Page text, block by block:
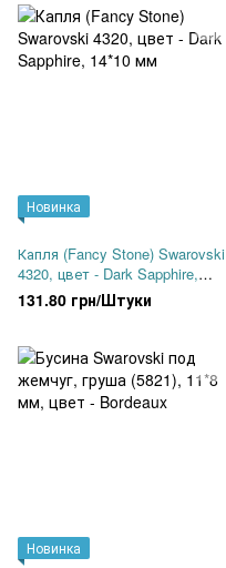
Новинка
Капля (Fancy Stone) Swarovski
4320, цвет - Dark Sapphire,
14*10 мм
131.80 грн/Штуки
Новинка